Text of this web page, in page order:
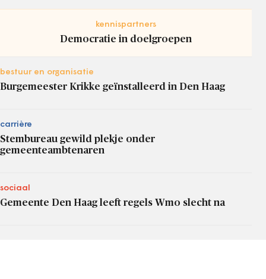
kennispartners
Democratie in doelgroepen
bestuur en organisatie
Burgemeester Krikke geïnstalleerd in Den Haag
carrière
Stembureau gewild plekje onder
gemeenteambtenaren
sociaal
Gemeente Den Haag leeft regels Wmo slecht na